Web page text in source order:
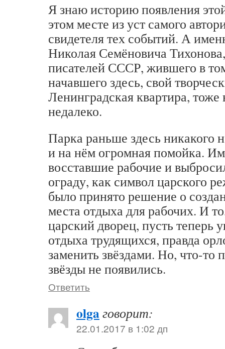
Я знаю историю появления
этом месте из уст самого
свидетеля тех событий. А
Николая Семёновича
писателей СССР, жившего в
начавшего здесь, свой
Ленинградская квартира, тоже
недалеко.
Парка раньше здесь никакого
и на нём огромная помойка.
восставшие рабочие и
ограду, как символ царского
было принято решение о
места отдыха для рабочих. И
царский дворец, пусть теперь
отдыха трудящихся, правда
заменить звёздами. Но, что-то
звёзды не появились.
Ответить
olgaговорит:
22.01.2017 в 1:02 дп